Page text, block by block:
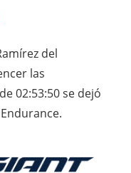
del
las
02:53:50 se dejó